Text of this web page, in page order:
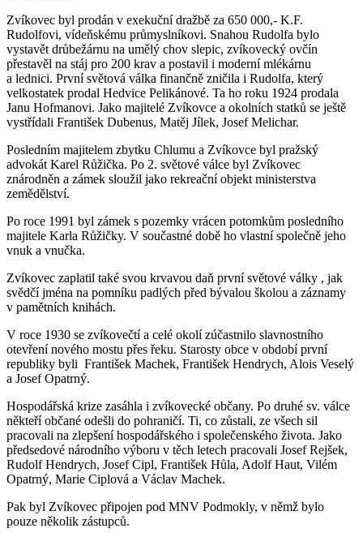
Zvíkovec byl prodán v exekuční dražbě za 650 000,- K.F.
Rudolfovi, vídeňskému průmyslníkovi. Snahou Rudolfa bylo
vystavět drůbežárnu na umělý chov slepic, zvíkovecký ovčín
přestavěl na stáj pro 200 krav a postavil i moderní mlékárnu
a lednici. První světová válka finančně zničila i Rudolfa, který
velkostatek prodal Hedvice Pelikánové. Ta ho roku 1924 prodala
Janu Hofmanovi. Jako majitelé Zvíkovce a okolních statků se ještě
vystřídali František Dubenus, Matěj Jílek, Josef Melichar.
Posledním majitelem zbytku Chlumu a Zvíkovce byl pražský
advokát Karel Růžička. Po 2. světové válce byl Zvíkovec
znárodněn a zámek sloužil jako rekreační objekt ministerstva
zemědělství.
Po roce 1991 byl zámek s pozemky vrácen potomkům posledního
majitele Karla Růžičky. V součastné době ho vlastní společně jeho
vnuk a vnučka.
Zvíkovec zaplatil také svou krvavou daň první světové války , jak
svědčí jména na pomníku padlých před bývalou školou a záznamy
v pamětních knihách.
V roce 1930 se zvíkovečtí a celé okolí zúčastnilo slavnostního
otevření nového mostu přes řeku. Starosty obce v období první
republiky byli František Machek, František Hendrych, Alois Veselý
a Josef Opatrný.
Hospodářská krize zasáhla i zvíkovecké občany. Po druhé sv. válce
někteří občané odešli do pohraničí. Ti, co zůstali, ze všech sil
pracovali na zlepšení hospodářského i společenského života. Jako
předsedové národního výboru v těch letech pracovali Josef Rejšek,
Rudolf Hendrych, Josef Cipl, František Hůla, Adolf Haut, Vilém
Opatrný, Marie Ciplová a Václav Machek.
Pak byl Zvíkovec připojen pod MNV Podmokly, v němž bylo
pouze několik zástupců.